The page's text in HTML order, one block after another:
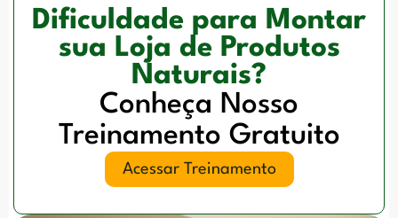
Dificuldade para Montar
sua Loja de Produtos
Naturais?
Conheça Nosso
Treinamento Gratuito
Acessar Treinamento